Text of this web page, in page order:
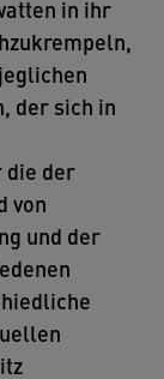
in ihr
der sich in
die der
von
und der